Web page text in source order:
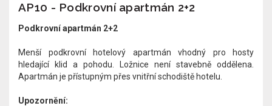
AP10 - Podkrovní apartmán 2+2
Podkrovní apartmán 2+2
Menší podkrovní hotelový apartmán vhodný pro hosty
hledající klid a pohodu. Ložnice není stavebně oddělena.
Apartmán je přístupným přes vnitřní schodiště hotelu.​
Upozornění: